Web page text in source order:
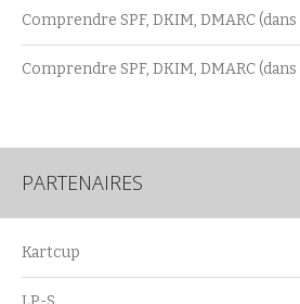
Comprendre SPF, DKIM, DMARC
Comprendre SPF, DKIM, DMARC
PARTENAIRES
Kartcup